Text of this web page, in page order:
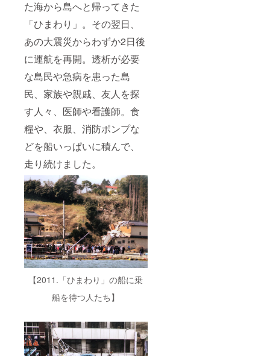
た海から島へと帰ってきた
「ひまわり」。その翌日、
あの大震災からわずか2日後
に運航を再開。透析が必要
な島民や急病を患った島
民、家族や親戚、友人を探
す人々、医師や看護師。食
糧や、衣服、消防ポンプな
どを船いっぱいに積んで、
走り続けました。
【2011.「ひまわり」の船に乗
船を待つ人たち】